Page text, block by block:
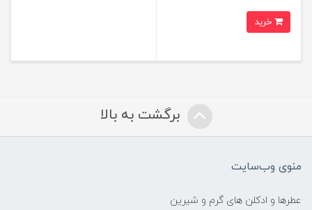
برگشت به بالا
منوی وب‌سایت
عطرها و ادکلن های گرم و شیرین